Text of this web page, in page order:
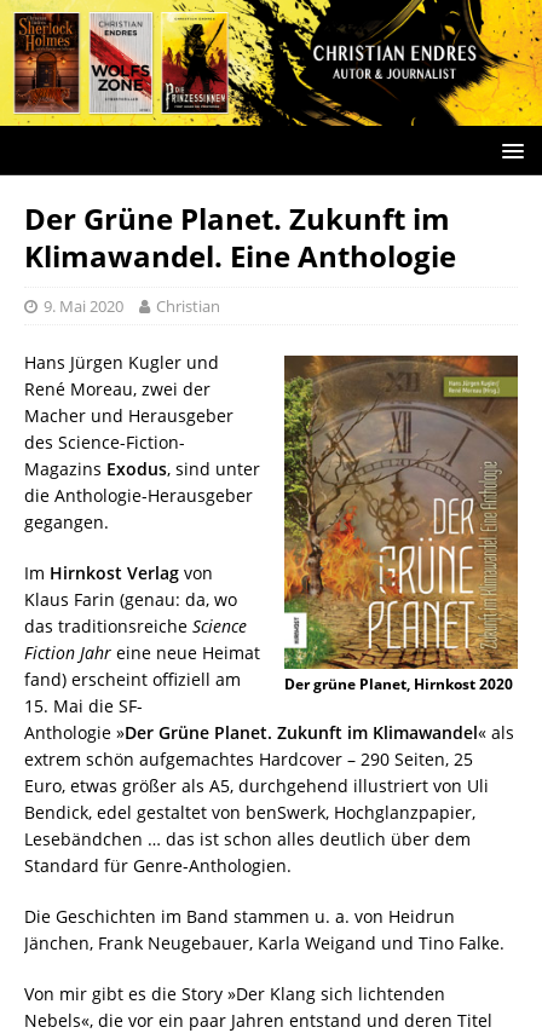
Der Grüne Planet. Zukunft im
Klimawandel. Eine Anthologie
9. Mai 2020 Christian
Der grüne Planet, Hirnkost 2020
Hans Jürgen Kugler und
René Moreau, zwei der
Macher und Herausgeber
des Science-Fiction-
Magazins Exodus, sind unter
die Anthologie-Herausgeber
gegangen.
Im Hirnkost Verlag von
Klaus Farin (genau: da, wo
das traditionsreiche Science
Fiction Jahr eine neue Heimat
fand) erscheint offiziell am
15. Mai die SF-
Anthologie »Der Grüne Planet. Zukunft im Klimawandel« als
extrem schön aufgemachtes Hardcover – 290 Seiten, 25
Euro, etwas größer als A5, durchgehend illustriert von Uli
Bendick, edel gestaltet von benSwerk, Hochglanzpapier,
Lesebändchen … das ist schon alles deutlich über dem
Standard für Genre-Anthologien.
Die Geschichten im Band stammen u. a. von Heidrun
Jänchen, Frank Neugebauer, Karla Weigand und Tino Falke.
Von mir gibt es die Story »Der Klang sich lichtenden
Nebels«, die vor ein paar Jahren entstand und deren Titel